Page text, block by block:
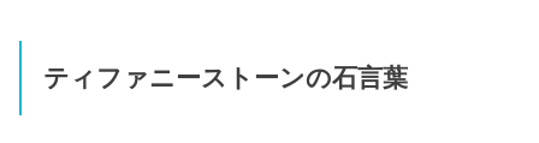
ティファニーストーンの石言葉